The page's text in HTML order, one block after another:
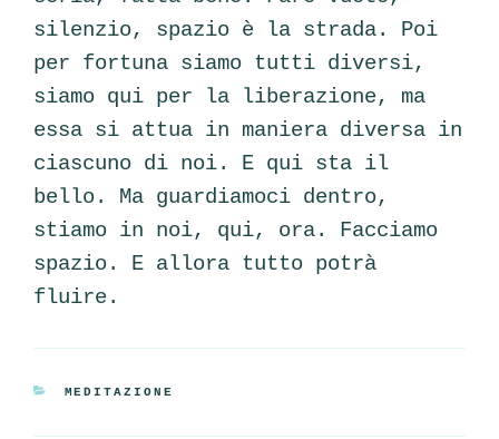
silenzio, spazio è la strada. Poi
per fortuna siamo tutti diversi,
siamo qui per la liberazione, ma
essa si attua in maniera diversa in
ciascuno di noi. E qui sta il
bello. Ma guardiamoci dentro,
stiamo in noi, qui, ora. Facciamo
spazio. E allora tutto potrà
fluire.
CATEGORIE
MEDITAZIONE